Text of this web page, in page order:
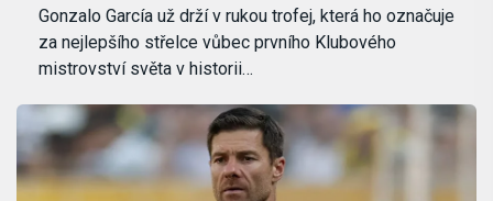
Gonzalo García už drží v rukou trofej, která ho označuje
za nejlepšího střelce vůbec prvního Klubového
mistrovství světa v historii…